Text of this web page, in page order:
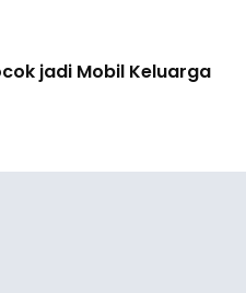
jadi Mobil Keluarga